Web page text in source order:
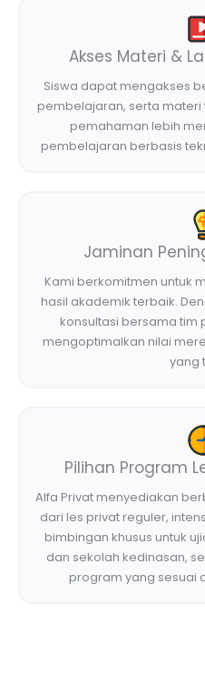
Akses Materi &
Siswa dapat mengakses
pembelajaran, serta
pemahaman lebih
pembelajaran berbasis
Jaminan
Kami berkomitmen untuk
hasil akademik terbaik.
konsultasi bersama tim
mengoptimalkan nilai
yang
Pilihan Program
Alfa Privat menyediakan
dari les privat reguler,
bimbingan khusus untuk
dan sekolah kedinasan,
program yang sesuai